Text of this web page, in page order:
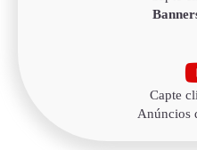
Capte
Anúncios